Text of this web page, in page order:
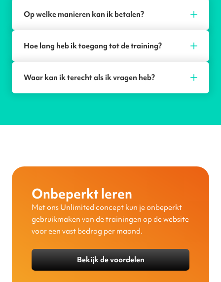
Op welke manieren kan ik betalen?
Hoe lang heb ik toegang tot de training?
Waar kan ik terecht als ik vragen heb?
Onbeperkt leren
Met ons Unlimited concept kun je onbeperkt
gebruikmaken van de trainingen op de website
voor een vast bedrag per maand.
Bekijk de voordelen